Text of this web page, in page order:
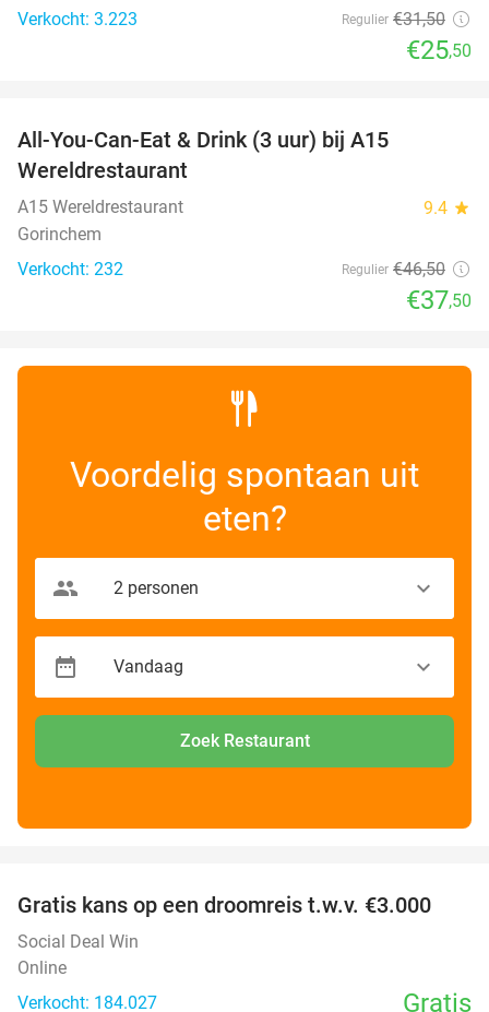
Verkocht: 3.223 Regulier €31,50
€25,50
All-You-Can-Eat & Drink (3 uur) bij A15
Wereldrestaurant
A15 Wereldrestaurant 9.4 star
Gorinchem
Verkocht: 232
Regulier €46,50
€37,50
Voordelig spontaan uit
eten?
Zoek Restaurant
Gratis kans op een droomreis t.w.v. €3.000
Social Deal Win
Online
Verkocht: 184.027
Gratis